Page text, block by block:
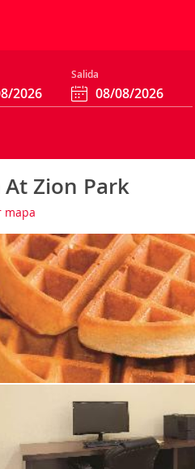
Salida
Zion Park
mapa